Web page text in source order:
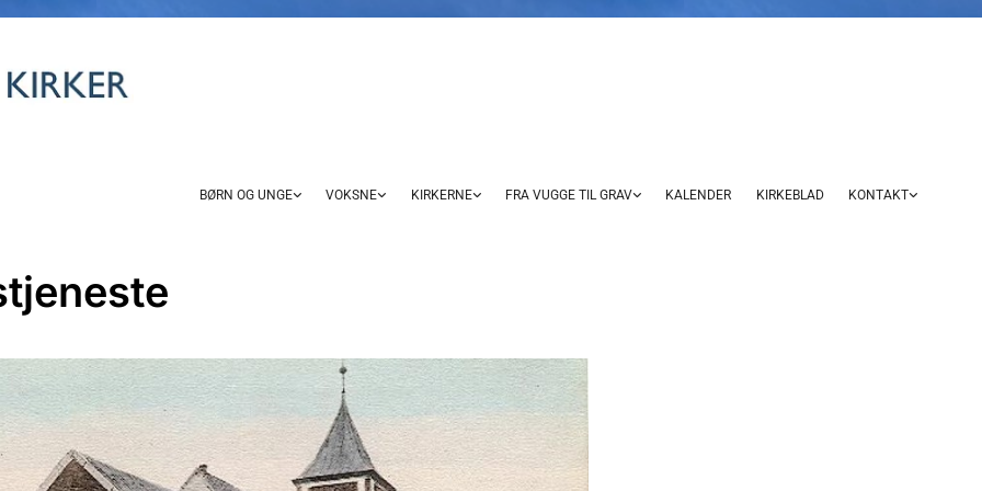
BØRN OG UNGE VOKSNE KIRKERNE FRA VUGGE TIL GRAV KALENDER KIRKEBLAD KONTAKT